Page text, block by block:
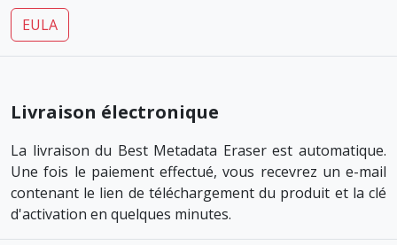
EULA
Livraison électronique
La livraison du Best Metadata Eraser est automatique.
Une fois le paiement effectué, vous recevrez un e-mail
contenant le lien de téléchargement du produit et la clé
d'activation en quelques minutes.